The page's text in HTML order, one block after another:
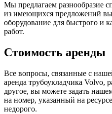
Мы предлагаем разнообразие
из имеющихся предложений
оборудование для быстрого и
работ.
Стоимость аренды
Все вопросы, связанные с
аренда трубоукладчика Volvo,
другое, вы можете задать
на номер, указанный на
недорого.